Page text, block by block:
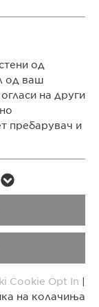
Скопје
на
AG
visiting the
од
од ваш
на други
пребарувач и
embedded
Cookie Opt In
на колачиња